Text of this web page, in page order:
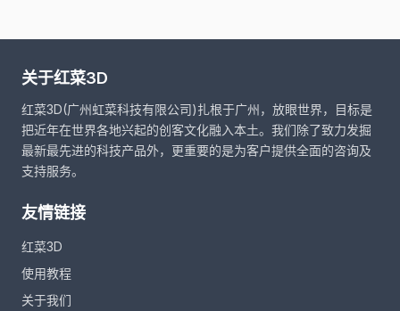
关于红菜3D
红菜3D(广州虹菜科技有限公司)扎根于广州，放眼世界，目标是
把近年在世界各地兴起的创客文化融入本土。我们除了致力发掘
最新最先进的科技产品外，更重要的是为客户提供全面的咨询及
支持服务。
友情链接
红菜3D
使用教程
关于我们